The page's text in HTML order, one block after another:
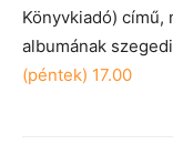
Könyvkiadó)
albumának
(péntek) 17.00